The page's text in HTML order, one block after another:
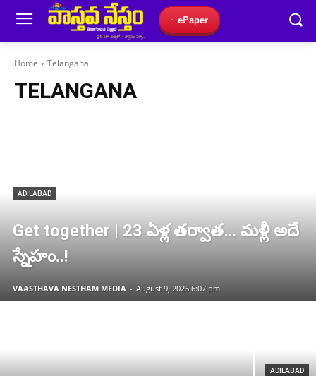
ePaper
Home Telangana
TELANGANA
ADILABAD
Get together | 23 ఏళ్ల తర్వాత… మళ్లీ అదే
స్నేహం..!
VAASTHAVA NESTHAM MEDIA - August 9, 2026 6:07 pm
ADILABAD